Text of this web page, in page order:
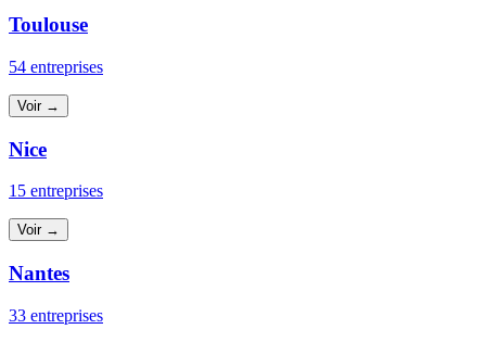
Toulouse
54 entreprises
Voir →
Nice
15 entreprises
Voir →
Nantes
33 entreprises